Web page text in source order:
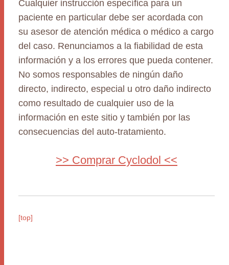
Cualquier instrucción específica para un
paciente en particular debe ser acordada con
su asesor de atención médica o médico a cargo
del caso. Renunciamos a la fiabilidad de esta
información y a los errores que pueda contener.
No somos responsables de ningún daño
directo, indirecto, especial u otro daño indirecto
como resultado de cualquier uso de la
información en este sitio y también por las
consecuencias del auto-tratamiento.
>> Comprar Cyclodol <<
[top]